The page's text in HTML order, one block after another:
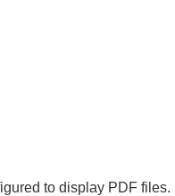
to display PDF files.